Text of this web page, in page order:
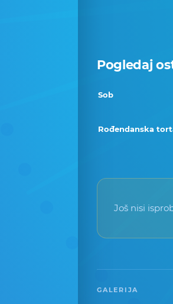
Pogledaj
Sob
Rođendanska
Još nisi
GALERIJA